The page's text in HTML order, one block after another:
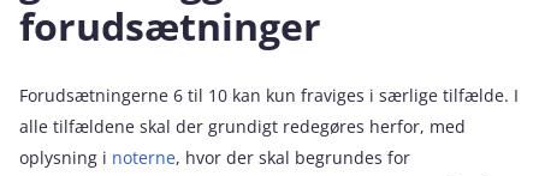
forudsætninger
Forudsætningerne 6 til 10 kan kun fraviges i særlige tilfælde. I
alle tilfældene skal der grundigt redegøres herfor, med
oplysning i noterne, hvor der skal begrundes for